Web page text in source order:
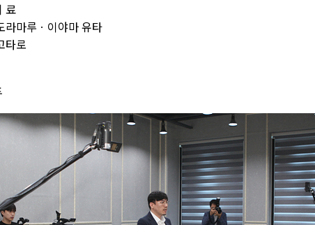
료
라마루ㆍ이야마 유타
타로